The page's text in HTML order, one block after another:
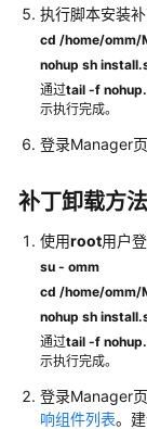
计
费
说
明
快
入
用
户
指
南
组
件
执行脚本安装补
cd /home/omm/
nohup sh
通过tail -f
示执行完成。
登录Manager
补丁卸载方法
使用root用户
su - omm
cd /home/omm/
nohup sh
通过tail -f
示执行完成。
登录Manager
响组件列表。